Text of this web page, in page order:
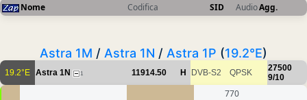
Nome Codifica SID AudioAgg.
Astra 1M / Astra 1N / Astra 1P (19.2°E)
19.2°E Astra 1N 1 11914.50 H DVB-S2 QPSK
27500
9/10
770